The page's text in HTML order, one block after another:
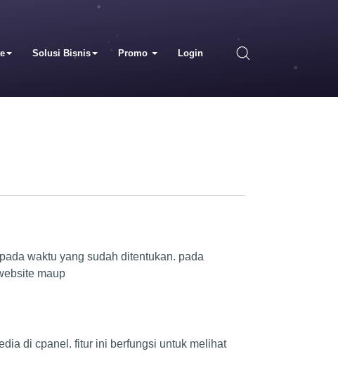
Solusi Bisnis Promo Login
waktu yang sudah ditentukan. pada
maup
di cpanel. fitur ini berfungsi untuk melihat